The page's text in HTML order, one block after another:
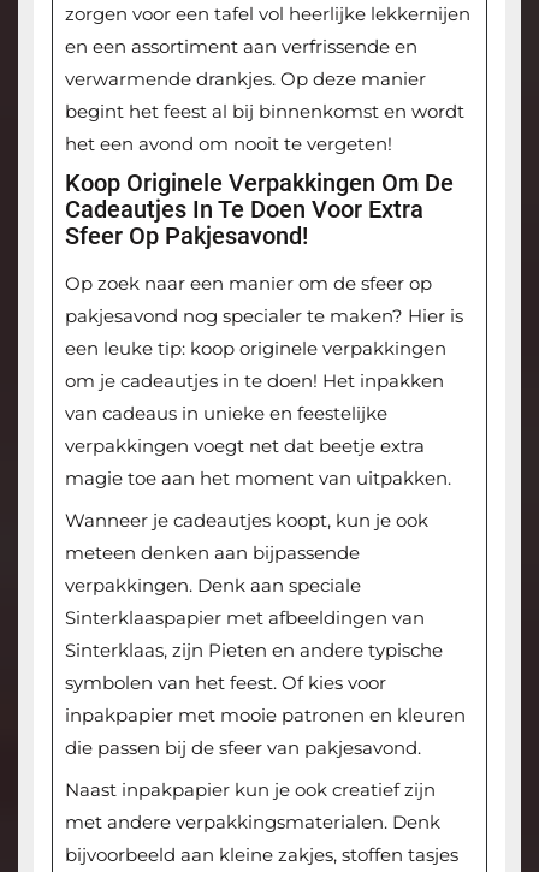
zorgen voor een tafel vol heerlijke lekkernijen
en een assortiment aan verfrissende en
verwarmende drankjes. Op deze manier
begint het feest al bij binnenkomst en wordt
het een avond om nooit te vergeten!
Koop Originele Verpakkingen Om De
Cadeautjes In Te Doen Voor Extra
Sfeer Op Pakjesavond!
Op zoek naar een manier om de sfeer op
pakjesavond nog specialer te maken? Hier is
een leuke tip: koop originele verpakkingen
om je cadeautjes in te doen! Het inpakken
van cadeaus in unieke en feestelijke
verpakkingen voegt net dat beetje extra
magie toe aan het moment van uitpakken.
Wanneer je cadeautjes koopt, kun je ook
meteen denken aan bijpassende
verpakkingen. Denk aan speciale
Sinterklaaspapier met afbeeldingen van
Sinterklaas, zijn Pieten en andere typische
symbolen van het feest. Of kies voor
inpakpapier met mooie patronen en kleuren
die passen bij de sfeer van pakjesavond.
Naast inpakpapier kun je ook creatief zijn
met andere verpakkingsmaterialen. Denk
bijvoorbeeld aan kleine zakjes, stoffen tasjes